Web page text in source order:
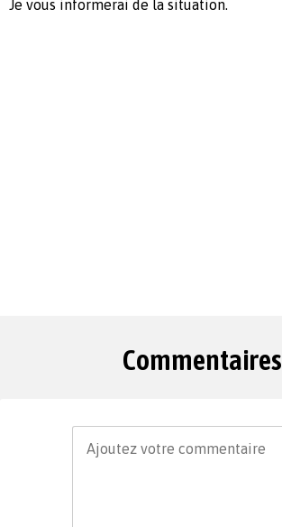
Je vous informerai de la situation.
Commentaires